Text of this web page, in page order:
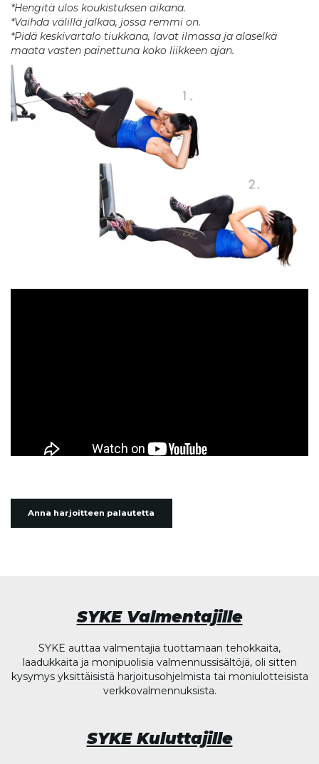
*Hengitä ulos koukistuksen aikana.
*Vaihda välillä jalkaa, jossa remmi on.
*Pidä keskivartalo tiukkana, lavat ilmassa ja alaselkä
maata vasten painettuna koko liikkeen ajan.
Anna harjoitteen palautetta
SYKE Valmentajille
SYKE auttaa valmentajia tuottamaan tehokkaita,
laadukkaita ja monipuolisia valmennussisältöjä, oli sitten
kysymys yksittäisistä harjoitusohjelmista tai moniulotteisista
verkkovalmennuksista.
SYKE Kuluttajille